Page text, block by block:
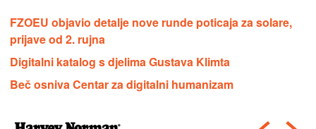
FZOEU objavio detalje nove runde poticaja za solare,
prijave od 2. rujna
Digitalni katalog s djelima Gustava Klimta
Beč osniva Centar za digitalni humanizam